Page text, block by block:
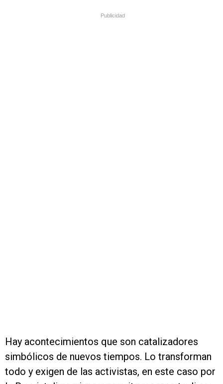
Publicidad
Hay acontecimientos que son catalizadores
simbólicos de nuevos tiempos. Lo transforman
todo y exigen de las activistas, en este caso por